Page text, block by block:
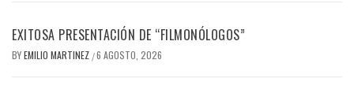
EXITOSA PRESENTACIÓN DE “FILMONÓLOGOS”
BYEMILIO MARTINEZ /6 AGOSTO, 2026